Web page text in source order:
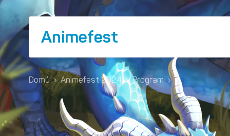
Animefest
Domů › Animefest 2024 › Program ›